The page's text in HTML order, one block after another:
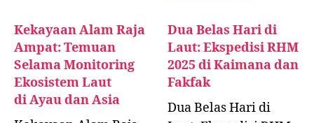
Kekayaan Alam Raja
Ampat: Temuan
Selama Monitoring
Ekosistem Laut
di Ayau dan Asia
Dua Belas Hari di
Laut: Ekspedisi RHM
2025 di Kaimana dan
Fakfak
Dua Belas Hari di